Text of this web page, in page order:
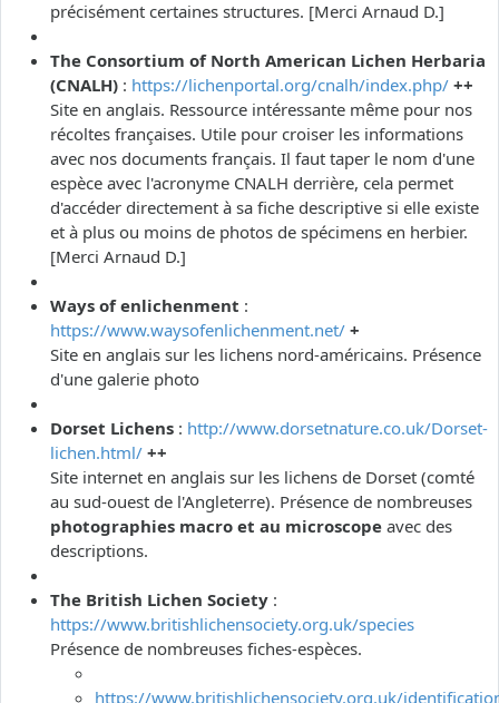
précisément certaines structures. [Merci Arnaud D.]
The Consortium of North American Lichen Herbaria
(CNALH) : https://lichenportal.org/cnalh/index.php/ ++
Site en anglais. Ressource intéressante même pour nos
récoltes françaises. Utile pour croiser les informations
avec nos documents français. Il faut taper le nom d'une
espèce avec l'acronyme CNALH derrière, cela permet
d'accéder directement à sa fiche descriptive si elle existe
et à plus ou moins de photos de spécimens en herbier.
[Merci Arnaud D.]
Ways of enlichenment :
https://www.waysofenlichenment.net/ +
Site en anglais sur les lichens nord-américains. Présence
d'une galerie photo
Dorset Lichens : http://www.dorsetnature.co.uk/Dorset-
lichen.html/ ++
Site internet en anglais sur les lichens de Dorset (comté
au sud-ouest de l'Angleterre). Présence de nombreuses
photographies macro et au microscope avec des
descriptions.
The British Lichen Society :
https://www.britishlichensociety.org.uk/species
Présence de nombreuses fiches-espèces.
https://www.britishlichensociety.org.uk/